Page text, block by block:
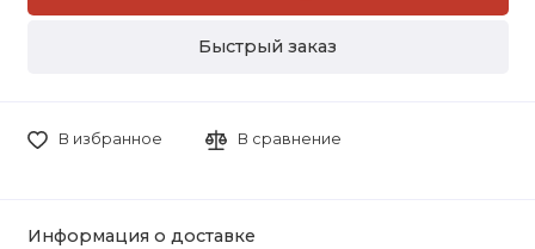
Быстрый заказ
В избранное В сравнение
Информация о доставке